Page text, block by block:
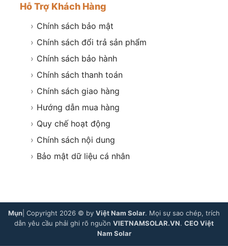
Hỗ Trợ Khách Hàng
› Chính sách bảo mật
› Chính sách đổi trả sản phẩm
› Chính sách bảo hành
› Chính sách thanh toán
› Chính sách giao hàng
› Hướng dẫn mua hàng
› Quy chế hoạt động
› Chính sách nội dung
› Bảo mật dữ liệu cá nhân
Mụn | Copyright 2026 © by Việt Nam Solar. Mọi sự sao chép, trích
dẫn yêu cầu phải ghi rõ nguồn VIETNAMSOLAR.VN. CEO Việt
Nam Solar